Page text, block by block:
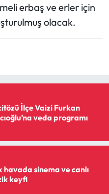
erbaş ve erler için
olacak.
İlçe Vaizi Furkan
veda programı
sinema ve canlı
keyfi